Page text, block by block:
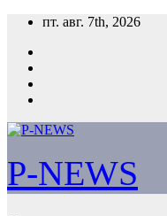
Skip
content
пт. авг. 7th, 2026
P-NEWS